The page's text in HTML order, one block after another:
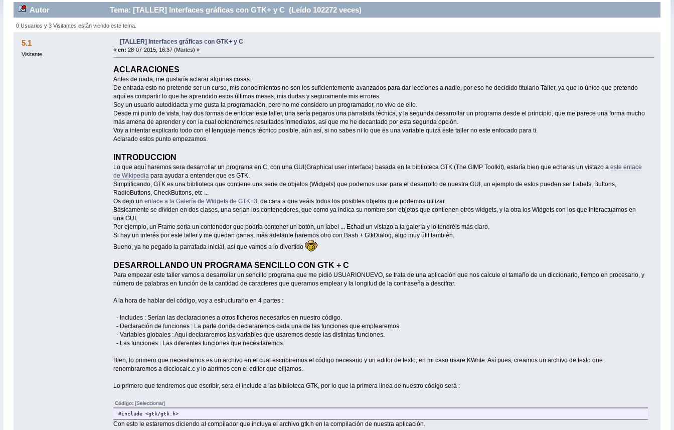
Autor Tema: [TALLER] Interfaces gráficas con GTK+ y C (Leído 102272 veces)
0 Usuarios y 3 Visitantes están viendo este tema.
5.1
Visitante
[TALLER] Interfaces gráficas con GTK+ y C
«en: 28-07-2015, 16:37 (Martes) »
ACLARACIONES
Antes de nada, me gustaría aclarar algunas cosas.
De entrada esto no pretende ser un curso, mis conocimientos no son los suficientemente avanzados para dar lecciones a nadie, por eso he decidido titularlo Taller, ya que lo único que pretendo
aquí es compartir lo que he aprendido estos últimos meses, mis dudas y seguramente mis errores.
Soy un usuario autodidacta y me gusta la programación, pero no me considero un programador, no vivo de ello.
Desde mi punto de vista, hay dos formas de enfocar este taller, una sería pegaros una parrafada técnica, y la segunda desarrollar un programa desde el principio, que me parece una forma mucho
más amena de aprender y con la cual obtendremos resultados inmediatos, así que me he decantado por esta segunda opción.
Voy a intentar explicarlo todo con el lenguaje menos técnico posible, aún así, si no sabes ni lo que es una variable quizá este taller no este enfocado para ti.
Aclarado estos punto empezamos.
INTRODUCCION
Lo que aquí haremos sera desarrollar un programa en C, con una GUI(Graphical user interface) basada en la biblioteca GTK (The GIMP Toolkit), estaría bien que echaras un vistazo aeste enlace
de Wikipedia para ayudar a entender que es GTK.
Simplificando, GTK es una biblioteca que contiene una serie de objetos (Widgets) que podemos usar para el desarrollo de nuestra GUI, un ejemplo de estos pueden ser Labels, Buttons,
RadioButtons, CheckButtons, etc ...
Os dejo unenlace a la Galería de Widgets de GTK+3, de cara a que veáis todos los posibles objetos que podemos utilizar.
Básicamente se dividen en dos clases, una serian los contenedores, que como ya indica su nombre son objetos que contienen otros widgets, y la otra los Widgets con los que interactuamos en
una GUI.
Por ejemplo, un Frame seria un contenedor que podría contener un botón, un label ... Echad un vistazo a la galería y lo tendréis más claro.
Si hay un interés por este taller y me quedan ganas, más adelante haremos otro con Bash + GtkDialog, algo muy útil también.
Bueno, ya he pegado la parrafada inicial, así que vamos a lo divertido
DESARROLLANDO UN PROGRAMA SENCILLO CON GTK + C
Para empezar este taller vamos a desarrollar un sencillo programa que me pidió USUARIONUEVO, se trata de una aplicación que nos calcule el tamaño de un diccionario, tiempo en procesarlo, y
número de palabras en función de la cantidad de caracteres que queramos emplear y la longitud de la contraseña a descifrar.
A la hora de hablar del código, voy a estructurarlo en 4 partes :
- Includes : Serían las declaraciones a otros ficheros necesarios en nuestro código.
- Declaración de funciones : La parte donde declararemos cada una de las funciones que emplearemos.
- Variables globales : Aquí declararemos las variables que usaremos desde las distintas funciones.
- Las funciones : Las diferentes funciones que necesitaremos.
Bien, lo primero que necesitamos es un archivo en el cual escribiremos el código necesario y un editor de texto, en mi caso usare KWrite. Así pues, creamos un archivo de texto que
renombraremos a dicciocalc.c y lo abrimos con el editor que elijamos.
Lo primero que tendremos que escribir, sera el include a las biblioteca GTK, por lo que la primera linea de nuestro código será :
Código:[Seleccionar]
#include <gtk/gtk.h>
Con esto le estaremos diciendo al compilador que incluya el archivo gtk.h en la compilación de nuestra aplicación.